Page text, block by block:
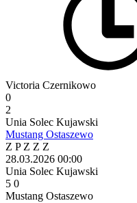
Victoria Czernikowo
0
2
Unia Solec Kujawski
Mustang Ostaszewo
Z PZ Z Z
28.03.2026 00:00
Unia Solec Kujawski
5 0
Mustang Ostaszewo